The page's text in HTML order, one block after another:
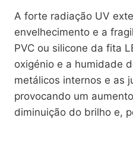
A forte radiação UV
envelhecimento e a
PVC ou silicone da fita
oxigénio e a humidade
metálicos internos e as
provocando um
diminuição do brilho e,